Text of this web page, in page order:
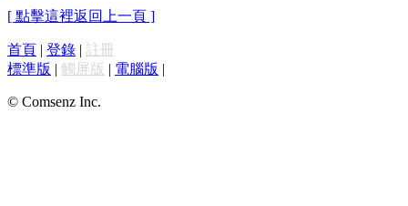
[ 點擊這裡返回上一頁 ]
首頁 | 登錄 | 註冊
標準版 | 觸屏版 | 電腦版 |
© Comsenz Inc.